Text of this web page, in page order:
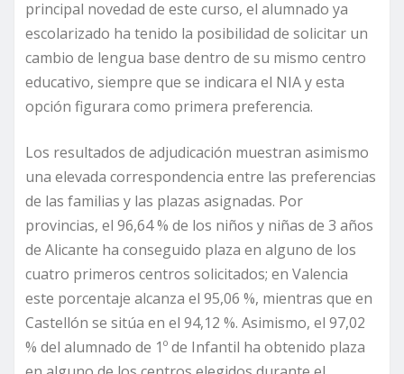
principal novedad de este curso, el alumnado ya
escolarizado ha tenido la posibilidad de solicitar un
cambio de lengua base dentro de su mismo centro
educativo, siempre que se indicara el NIA y esta
opción figurara como primera preferencia.
Los resultados de adjudicación muestran asimismo
una elevada correspondencia entre las preferencias
de las familias y las plazas asignadas. Por
provincias, el 96,64 % de los niños y niñas de 3 años
de Alicante ha conseguido plaza en alguno de los
cuatro primeros centros solicitados; en Valencia
este porcentaje alcanza el 95,06 %, mientras que en
Castellón se sitúa en el 94,12 %. Asimismo, el 97,02
% del alumnado de 1º de Infantil ha obtenido plaza